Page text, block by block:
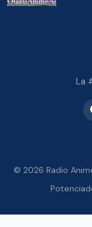
La
© 2026 Radio